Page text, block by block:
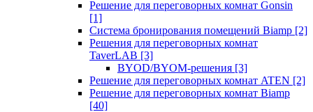
Решение для переговорных комнат Gonsin
[1]
Система бронирования помещений Biamp [2]
Решения для переговорных комнат
TaverLAB [3]
BYOD/BYOM-решения [3]
Решение для переговорных комнат ATEN [2]
Решение для переговорных комнат Biamp
[40]